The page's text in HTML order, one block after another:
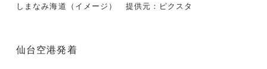
しまなみ海道（イメージ） 提供元：ピクスタ
仙台空港発着